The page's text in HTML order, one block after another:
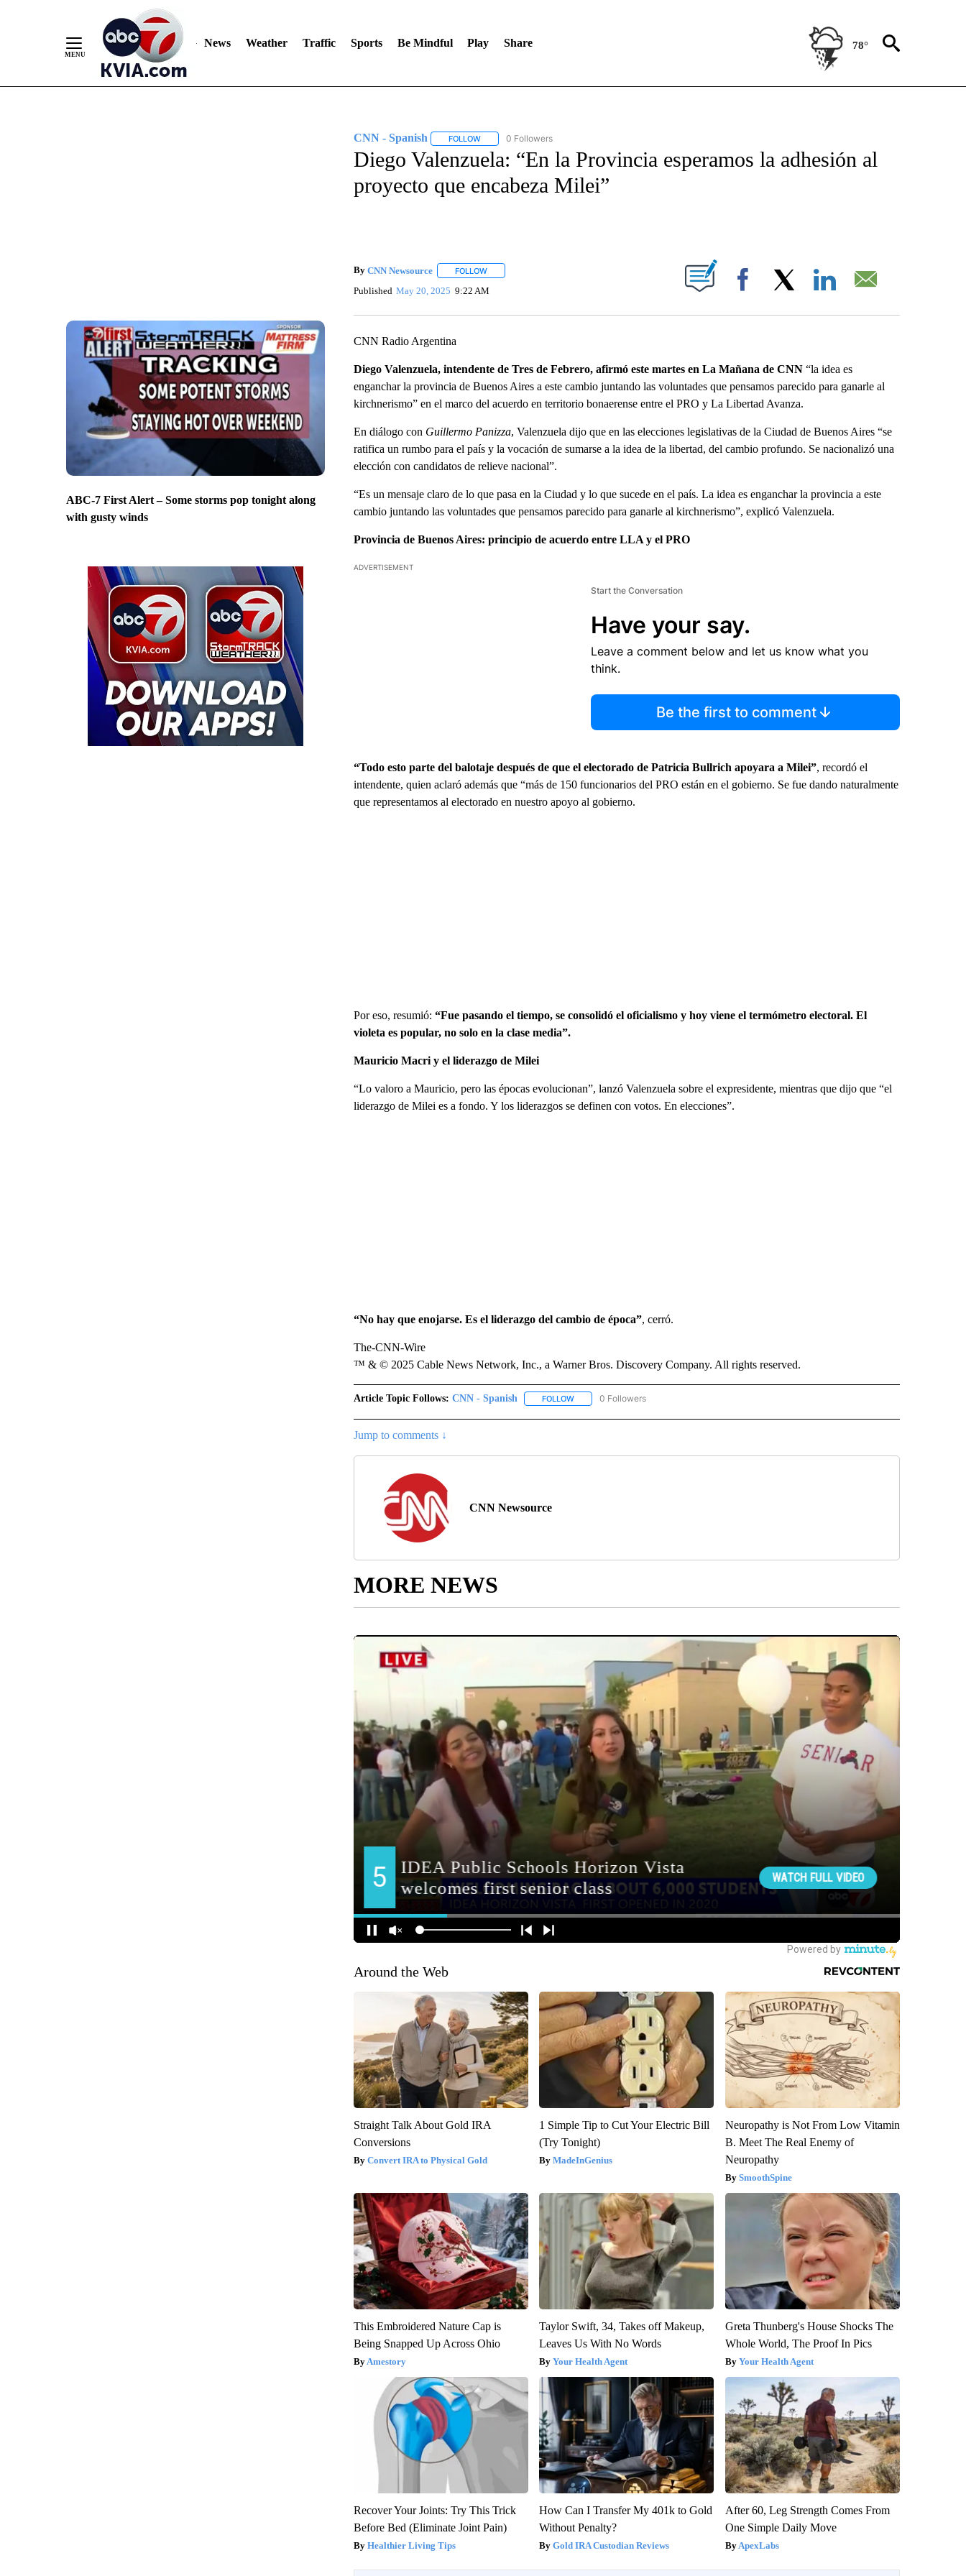
News Weather Traffic Sports Be Mindful Play Share 78°
ABC-7 First Alert – Some storms pop tonight along
with gusty winds
CNN - Spanish FOLLOWFOLLOW "CNN - SPANISH" TO RECEIVE NOTIFICATIONS ABOUT NEW PAGES ON "CNN - SPANISH".
0 Followers
Diego Valenzuela: “En la Provincia esperamos la adhesión al
proyecto que encabeza Milei”
By CNN Newsource FOLLOWFOLLOW "" TO RECEIVE NOTIFICATIONS ABOUT NEW PAGES ON "".
Published May 20, 2025 9:22 AM Facebook
CNN Radio Argentina
Diego Valenzuela, intendente de Tres de Febrero, afirmó este martes en La Mañana de CNN“la idea es
enganchar la provincia de Buenos Aires a este cambio juntando las voluntades que pensamos parecido para ganarle al
kirchnerismo” en el marco del acuerdo en territorio bonaerense entre el PRO y La Libertad Avanza.
En diálogo con Guillermo Panizza, Valenzuela dijo que en las elecciones legislativas de la Ciudad de Buenos Aires “se
ratifica un rumbo para el país y la vocación de sumarse a la idea de la libertad, del cambio profundo. Se nacionalizó una
elección con candidatos de relieve nacional”.
“Es un mensaje claro de lo que pasa en la Ciudad y lo que sucede en el país. La idea es enganchar la provincia a este
cambio juntando las voluntades que pensamos parecido para ganarle al kirchnerismo”, explicó Valenzuela.
Provincia de Buenos Aires: principio de acuerdo entre LLA y el PRO
ADVERTISEMENT
Start the Conversation
Have your say.
Leave a comment below and let us know what you
think.
Be the first to comment
“Todo esto parte del balotaje después de que el electorado de Patricia Bullrich apoyara a Milei”, recordó el
intendente, quien aclaró además que “más de 150 funcionarios del PRO están en el gobierno. Se fue dando naturalmente
que representamos al electorado en nuestro apoyo al gobierno.
Por eso, resumió: “Fue pasando el tiempo, se consolidó el oficialismo y hoy viene el termómetro electoral. El
violeta es popular, no solo en la clase media”.
Mauricio Macri y el liderazgo de Milei
“Lo valoro a Mauricio, pero las épocas evolucionan”, lanzó Valenzuela sobre el expresidente, mientras que dijo que “el
liderazgo de Milei es a fondo. Y los liderazgos se definen con votos. En elecciones”.
“No hay que enojarse. Es el liderazgo del cambio de época”, cerró.
The-CNN-Wire
™ & © 2025 Cable News Network, Inc., a Warner Bros. Discovery Company. All rights reserved.
Article Topic Follows: CNN - Spanish FOLLOWFOLLOW "CNN - SPANISH" TO RECEIVE NOTIFICATIONS ABOUT NEW PAGES ON "CNN - SPANISH".
0 Followers
Jump to comments ↓
CNN Newsource
MORE NEWS
Around the Web
Straight Talk About Gold IRA
Conversions
Convert IRA to Physical Gold
1 Simple Tip to Cut Your Electric Bill
(Try Tonight)
MadeInGenius
Neuropathy is Not From Low Vitamin
B. Meet The Real Enemy of
Neuropathy
SmoothSpine
This Embroidered Nature Cap is
Being Snapped Up Across Ohio
Amestory
Taylor Swift, 34, Takes off Makeup,
Leaves Us With No Words
Your Health Agent
Greta Thunberg's House Shocks The
Whole World, The Proof In Pics
Your Health Agent
Recover Your Joints: Try This Trick
Before Bed (Eliminate Joint Pain)
Healthier Living Tips
How Can I Transfer My 401k to Gold
Without Penalty?
Gold IRA Custodian Reviews
After 60, Leg Strength Comes From
One Simple Daily Move
ApexLabs